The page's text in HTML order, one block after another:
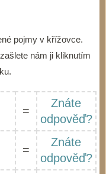
pojmy v křížovce.
nám ji kliknutím
=
Znáte
odpověď?
=
Znáte
odpověď?